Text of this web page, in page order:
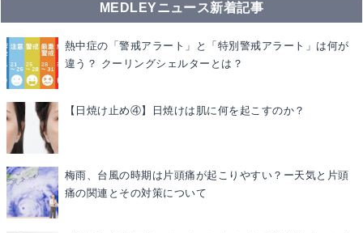
MEDLEYニュース新着記事
熱中症の「警戒アラート」と「特別警戒アラート」は何が
違う？ クーリングシェルターとは？
【日焼け止め④】日焼けは肌に何を起こすのか？
梅雨、台風の時期は片頭痛が起こりやすい？ー天気と片頭
痛の関連とその対策について